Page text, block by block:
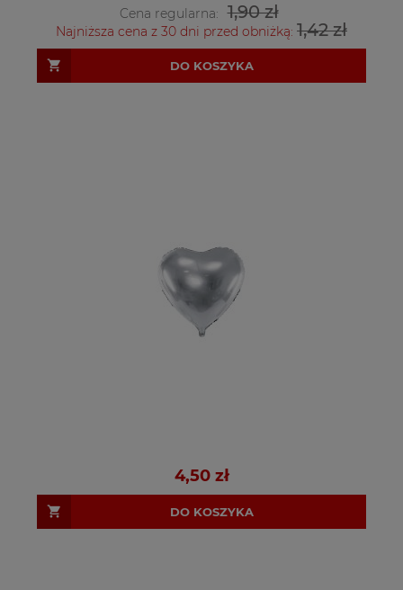
Cena regularna: 1,90 zł
Najniższa cena z 30 dni przed obniżką: 1,42 zł
DO KOSZYKA
4,50 zł
DO KOSZYKA